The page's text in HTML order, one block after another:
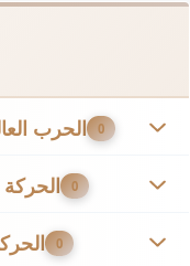
الحرب 0
الحركة 0
0